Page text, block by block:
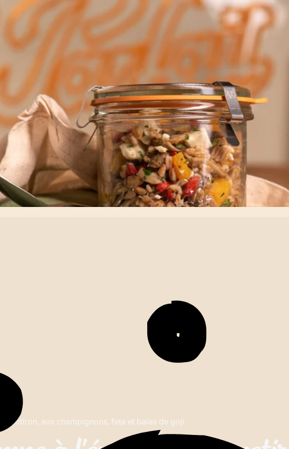
potiron, aux champignons, feta et baies de goji